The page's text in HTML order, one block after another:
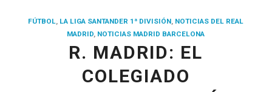
FÚTBOL, LA LIGA SANTANDER 1ª DIVISIÓN, NOTICIAS DEL REAL
MADRID, NOTICIAS MADRID BARCELONA
R. MADRID: EL
COLEGIADO